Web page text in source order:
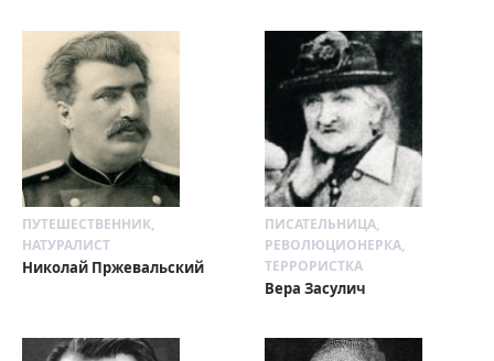
ПУТЕШЕСТВЕННИК,
НАТУРАЛИСТ
Николай Пржевальский
ПИСАТЕЛЬНИЦА,
РЕВОЛЮЦИОНЕРКА,
ТЕРРОРИСТКА
Вера Засулич